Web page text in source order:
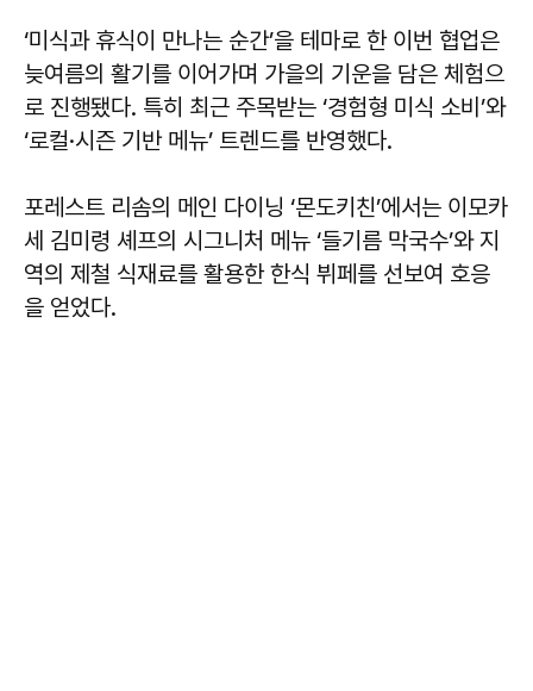
‘미식과 휴식이 만나는 순간’을 테마로 한 이번 협업은
늦여름의 활기를 이어가며 가을의 기운을 담은 체험으
로 진행됐다. 특히 최근 주목받는 ‘경험형 미식 소비’와
‘로컬·시즌 기반 메뉴’ 트렌드를 반영했다.
포레스트 리솜의 메인 다이닝 ‘몬도키친’에서는 이모카
세 김미령 셰프의 시그니처 메뉴 ‘들기름 막국수’와 지
역의 제철 식재료를 활용한 한식 뷔페를 선보여 호응
을 얻었다.